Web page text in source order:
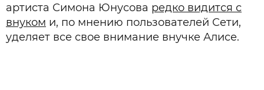
артиста Симона Юнусова редко видится с
внуком и, по мнению пользователей Сети,
уделяет все свое внимание внучке Алисе.